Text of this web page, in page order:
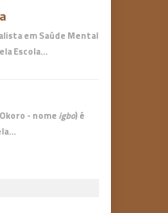
em Saúde Mental
Escola…
- nome igbo) é